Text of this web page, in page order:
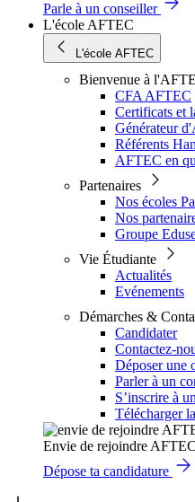
Parle à un conseiller
L'école AFTEC
L'école AFTEC
Bienvenue à
CFA AFTEC
Certificats et
Générateur
Référents
AFTEC en
Partenaires
Nos écoles
Nos
Groupe
Vie Étudiante
Actualités
Evénements
Démarches &
Candidater
Contactez-
Déposer une
Parler à un
S’inscrire à
Télécharger
Envie de rejoindre
Dépose ta candidature